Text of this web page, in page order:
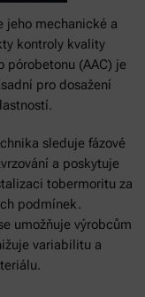
jeho mechanické a
kontroly kvality
pórobetonu (AAC) je
pro dosažení
sleduje fázové
a poskytuje
tobermoritu za
podmínek.
umožňuje výrobcům
variabilitu a